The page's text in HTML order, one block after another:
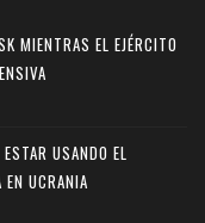
MIENTRAS EL EJÉRCITO
USANDO EL
UCRANIA